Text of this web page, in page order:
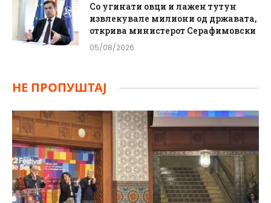
Со угинати овци и лажен тутун
извлекувале милиони од државата,
открива министерот Серафимовски
05/08/2026
НЕ ПРОПУШТАЈ